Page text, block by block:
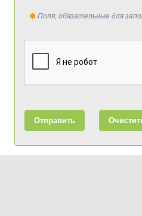
Поля, обязательные для
Отправить